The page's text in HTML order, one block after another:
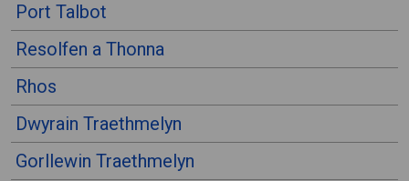
Port Talbot
Resolfen a Thonna
Rhos
Dwyrain Traethmelyn
Gorllewin Traethmelyn